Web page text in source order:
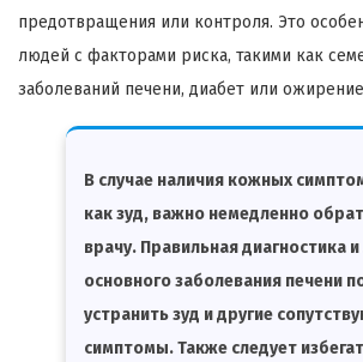
предотвращения или контроля. Это
людей с факторами риска, такими как
заболеваний печени, диабет или
В случае наличия кожных
как зуд, важно немедленно
врачу. Правильная диагностика
основного заболевания печени
устранить зуд и другие
симптомы. Также следует